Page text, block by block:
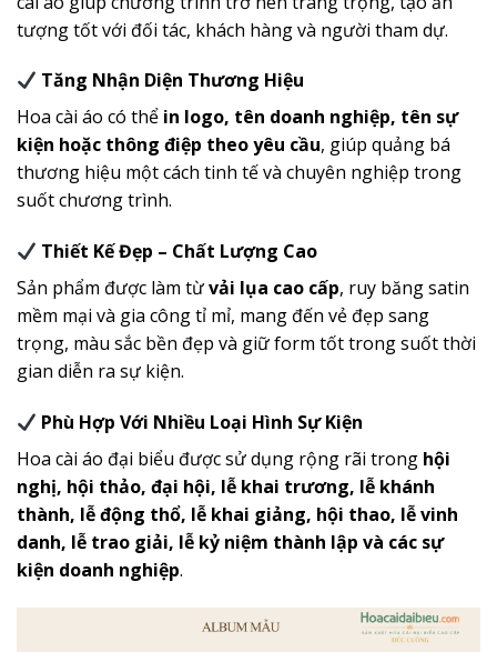
tượng tốt với đối tác, khách hàng và người tham dự.
Tăng Nhận Diện Thương Hiệu
Hoa cài áo có thể in logo, tên doanh nghiệp, tên sự
kiện hoặc thông điệp theo yêu cầu, giúp quảng bá
thương hiệu một cách tinh tế và chuyên nghiệp trong
suốt chương trình.
Thiết Kế Đẹp – Chất Lượng Cao
Sản phẩm được làm từvải lụa cao cấp, ruy băng satin
mềm mại và gia công tỉ mỉ, mang đến vẻ đẹp sang
trọng, màu sắc bền đẹp và giữ form tốt trong suốt thời
gian diễn ra sự kiện.
Phù Hợp Với Nhiều Loại Hình Sự Kiện
Hoa cài áo đại biểu được sử dụng rộng rãi trong hội
nghị, hội thảo, đại hội, lễ khai trương, lễ khánh
thành, lễ động thổ, lễ khai giảng, hội thao, lễ vinh
danh, lễ trao giải, lễ kỷ niệm thành lập và các sự
kiện doanh nghiệp.